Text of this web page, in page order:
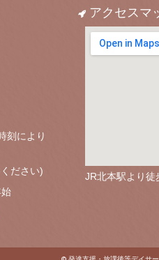
刻により
ださい)
アクセスマ
JR北本駅より徒